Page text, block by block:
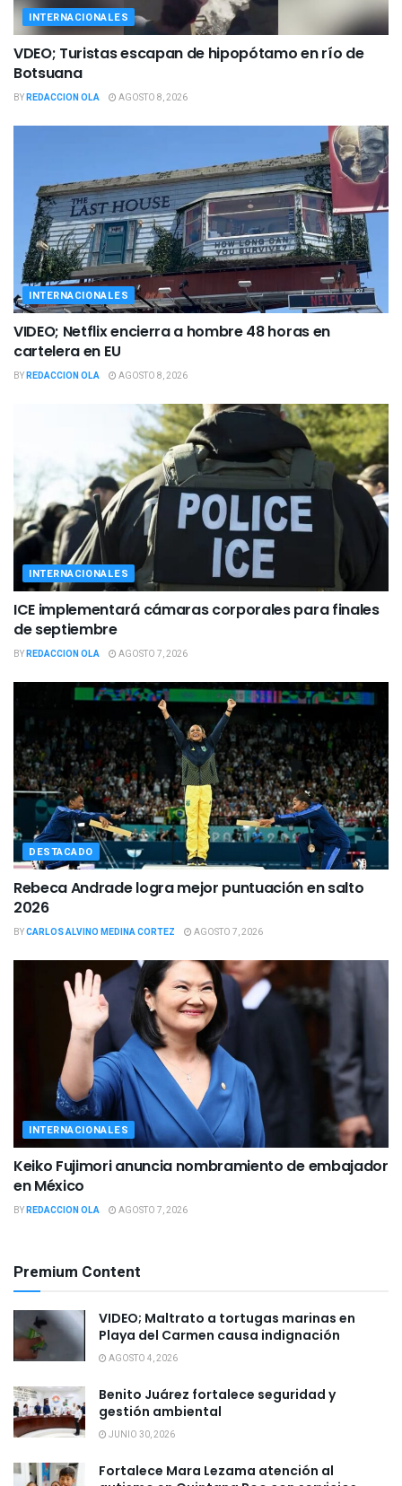
INTERNACIONALES
VDEO; Turistas escapan de hipopótamo en río de
Botsuana
BYREDACCION OLA AGOSTO 8, 2026
INTERNACIONALES
VIDEO; Netflix encierra a hombre 48 horas en
cartelera en EU
BYREDACCION OLA AGOSTO 8, 2026
INTERNACIONALES
ICE implementará cámaras corporales para finales
de septiembre
BYREDACCION OLA AGOSTO 7, 2026
DESTACADO
Rebeca Andrade logra mejor puntuación en salto
2026
BYCARLOS ALVINO MEDINA CORTEZ AGOSTO 7, 2026
INTERNACIONALES
Keiko Fujimori anuncia nombramiento de embajador
en México
BYREDACCION OLA AGOSTO 7, 2026
Premium Content
VIDEO; Maltrato a tortugas marinas en
Playa del Carmen causa indignación
AGOSTO 4, 2026
Benito Juárez fortalece seguridad y
gestión ambiental
JUNIO 30, 2026
Fortalece Mara Lezama atención al